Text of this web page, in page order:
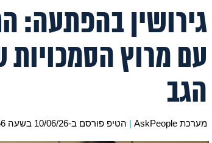
גירושין בהפתעה:
עם מרוץ
הגב
מערכת AskPeople הטיפ פורסם ב-10/06/26 בשעה 16:56